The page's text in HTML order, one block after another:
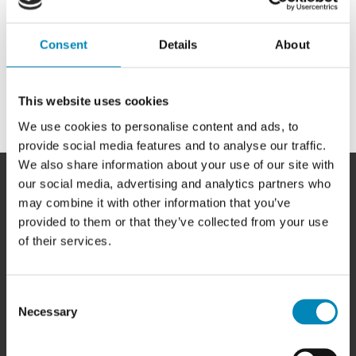
Consent Details About
This website uses cookies
We use cookies to personalise content and ads, to
provide social media features and to analyse our traffic.
We also share information about your use of our site with
our social media, advertising and analytics partners who
may combine it with other information that you’ve
provided to them or that they’ve collected from your use
of their services.
Selection
Necessary
SHOWROOM OG WEBSHOP